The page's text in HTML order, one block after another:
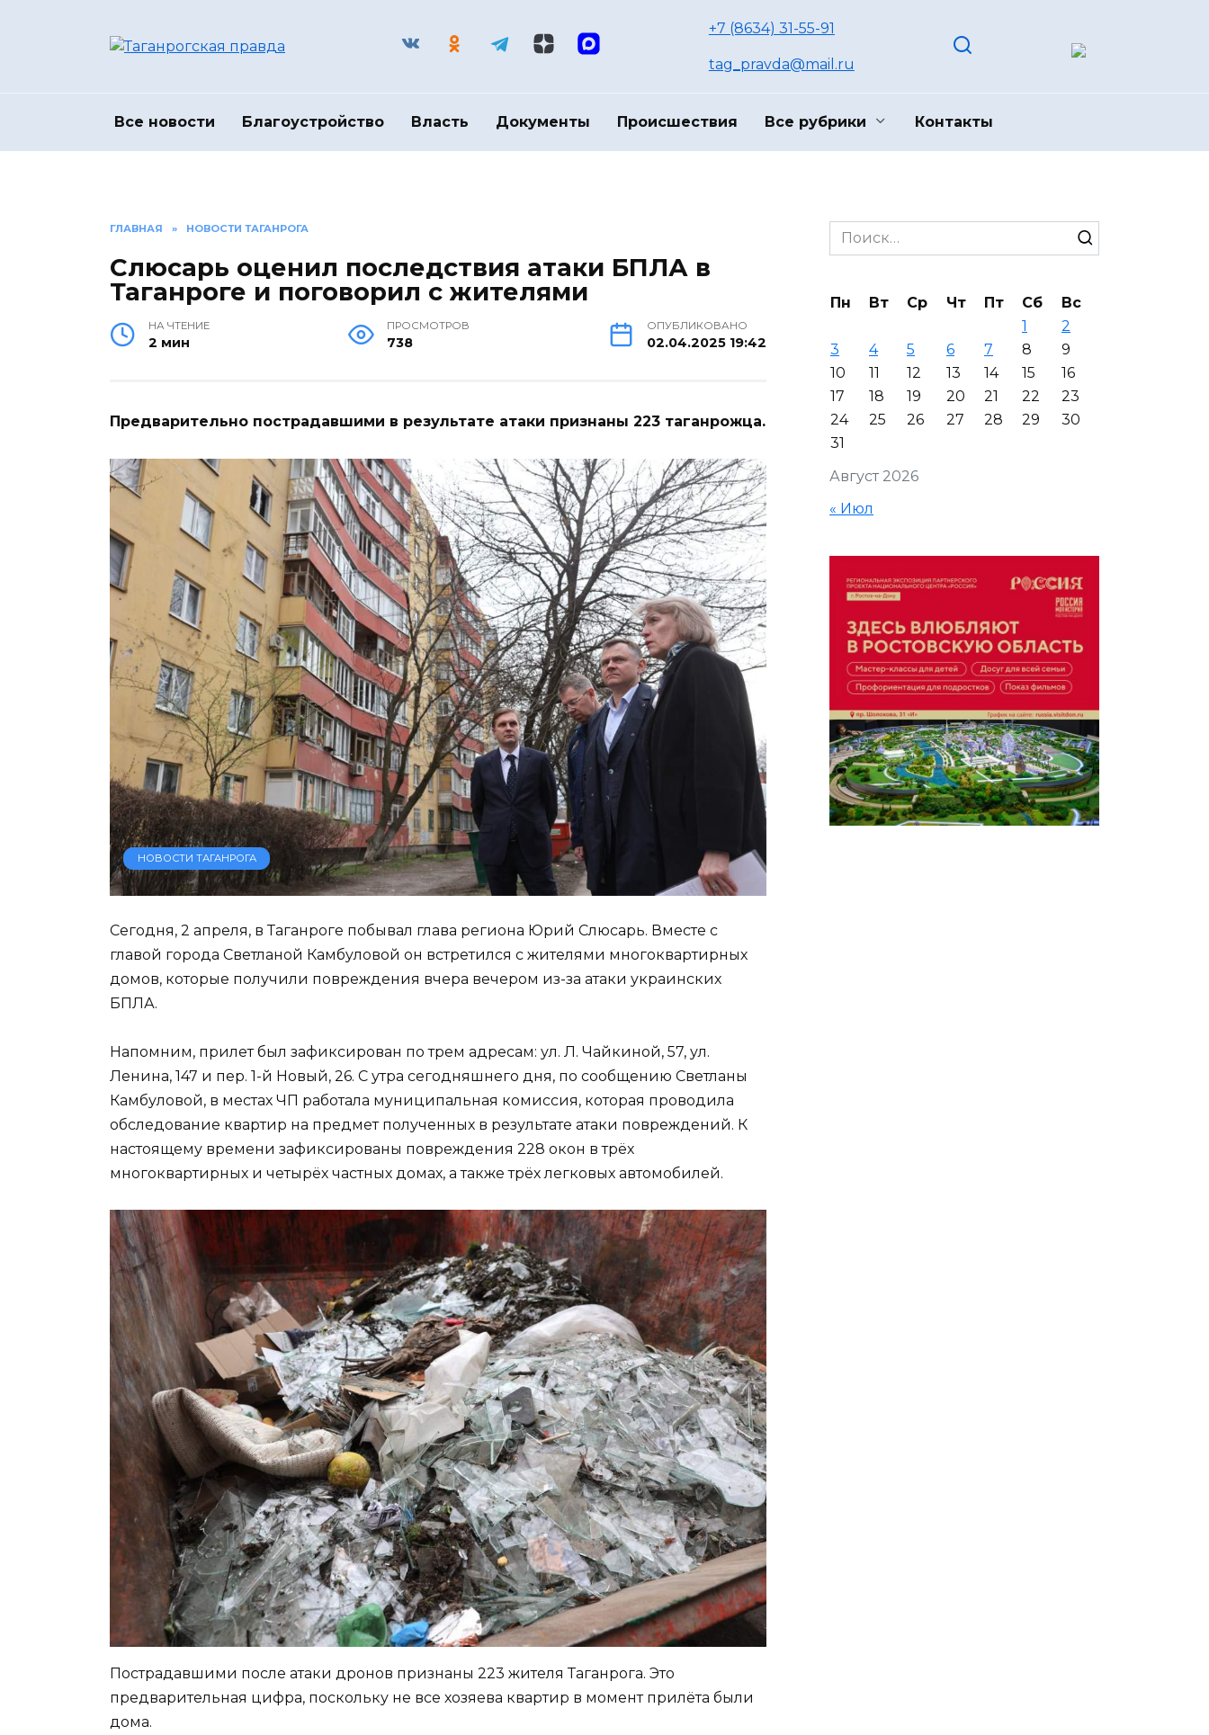
+7 (8634) 31-55-91
tag_pravda@mail.ru
Все новости Благоустройство Власть Документы Происшествия Все рубрики Контакты
ГЛАВНАЯ » НОВОСТИ ТАГАНРОГА
Слюсарь оценил последствия атаки БПЛА в
Таганроге и поговорил с жителями
НА ЧТЕНИЕ
2 мин
ПРОСМОТРОВ
738
ОПУБЛИКОВАНО
02.04.2025 19:42
Предварительно пострадавшими в результате атаки признаны 223 таганрожца.
НОВОСТИ ТАГАНРОГА
Сегодня, 2 апреля, в Таганроге побывал глава региона Юрий Слюсарь. Вместе с
главой города Светланой Камбуловой он встретился с жителями многоквартирных
домов, которые получили повреждения вчера вечером из-за атаки украинских
БПЛА.
Напомним, прилет был зафиксирован по трем адресам: ул. Л. Чайкиной, 57, ул.
Ленина, 147 и пер. 1-й Новый, 26. С утра сегодняшнего дня, по сообщению Светланы
Камбуловой, в местах ЧП работала муниципальная комиссия, которая проводила
обследование квартир на предмет полученных в результате атаки повреждений. К
настоящему времени зафиксированы повреждения 228 окон в трёх
многоквартирных и четырёх частных домах, а также трёх легковых автомобилей.
Пострадавшими после атаки дронов признаны 223 жителя Таганрога. Это
предварительная цифра, поскольку не все хозяева квартир в момент прилёта были
дома.
Search
for:
Август 2026
Пн Вт Ср Чт Пт Сб
Вс
1
2
3
4 5 6 7 8
9
10
11 12 13 14 15
16
17
18 19 20 21 22
23
24
25 26 27 28 29
30
31
« Июл